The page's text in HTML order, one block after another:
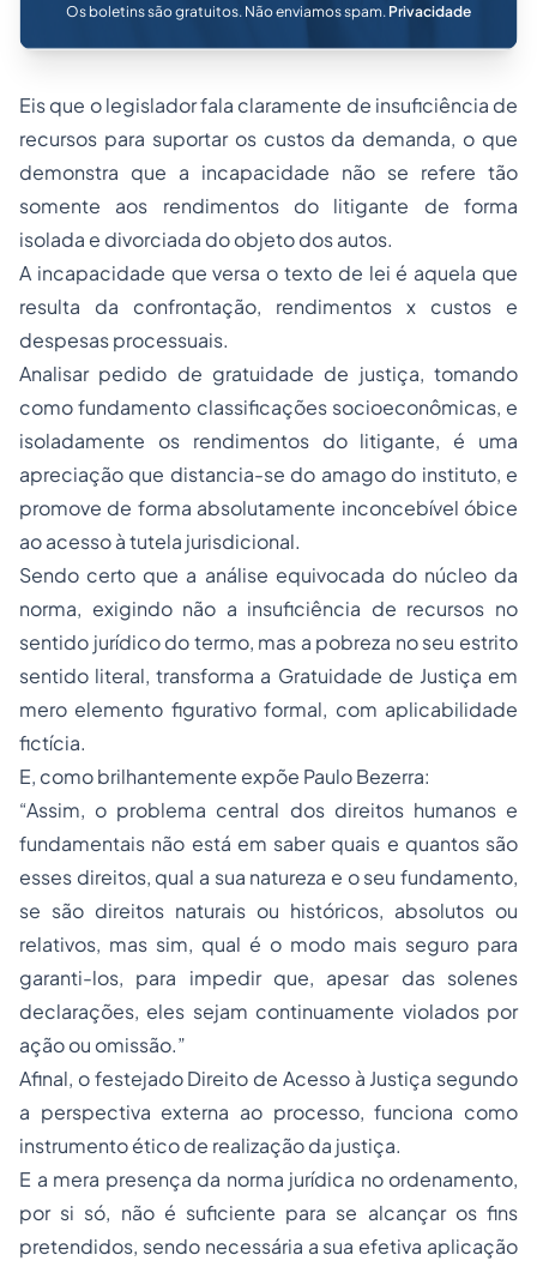
Os boletins são gratuitos. Não enviamos spam. Privacidade
Eis que o legislador fala claramente de insuficiência de
recursos para suportar os custos da demanda, o que
demonstra que a incapacidade não se refere tão
somente aos rendimentos do litigante de forma
isolada e divorciada do objeto dos autos.
A incapacidade que versa o texto de lei é aquela que
resulta da confrontação, rendimentos x custos e
despesas processuais.
Analisar pedido de gratuidade de justiça, tomando
como fundamento classificações socioeconômicas, e
isoladamente os rendimentos do litigante, é uma
apreciação que distancia-se do amago do instituto, e
promove de forma absolutamente inconcebível óbice
ao acesso à tutela jurisdicional.
Sendo certo que a análise equivocada do núcleo da
norma, exigindo não a insuficiência de recursos no
sentido jurídico do termo, mas a pobreza no seu estrito
sentido literal, transforma a Gratuidade de Justiça em
mero elemento figurativo formal, com aplicabilidade
fictícia.
E, como brilhantemente expõe Paulo Bezerra:
“Assim, o problema central dos direitos humanos e
fundamentais não está em saber quais e quantos são
esses direitos, qual a sua natureza e o seu fundamento,
se são direitos naturais ou históricos, absolutos ou
relativos, mas sim, qual é o modo mais seguro para
garanti-los, para impedir que, apesar das solenes
declarações, eles sejam continuamente violados por
ação ou omissão.”
Afinal, o festejado Direito de Acesso à Justiça segundo
a perspectiva externa ao processo, funciona como
instrumento ético de realização da justiça.
E a mera presença da norma jurídica no ordenamento,
por si só, não é suficiente para se alcançar os fins
pretendidos, sendo necessária a sua efetiva aplicação